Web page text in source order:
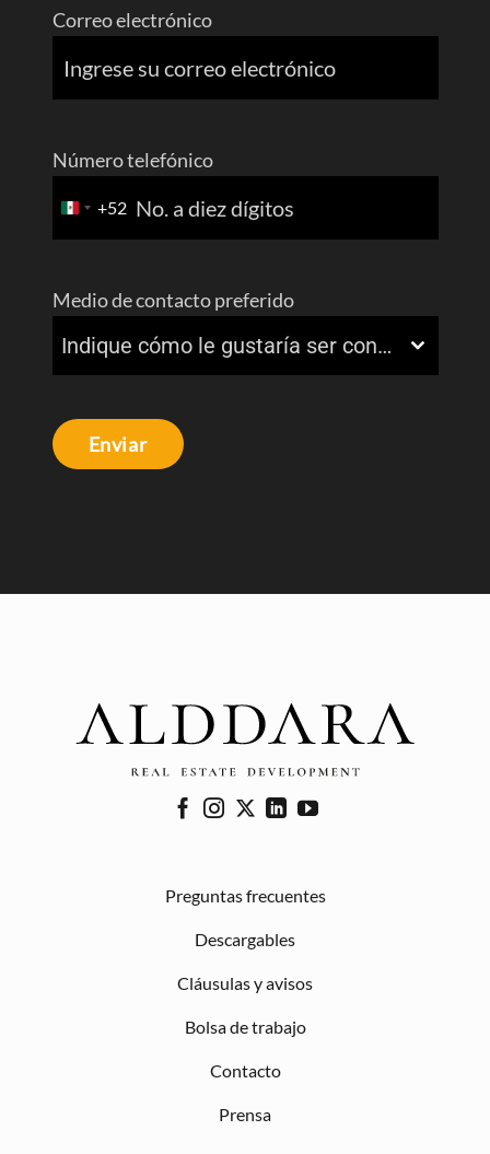
Correo electrónico
Número telefónico
Mexico
+52
+52
Medio de contacto preferido
Indique cómo le gustaría ser contactado
Enviar
Preguntas frecuentes
Descargables
Cláusulas y avisos
Bolsa de trabajo
Contacto
Prensa